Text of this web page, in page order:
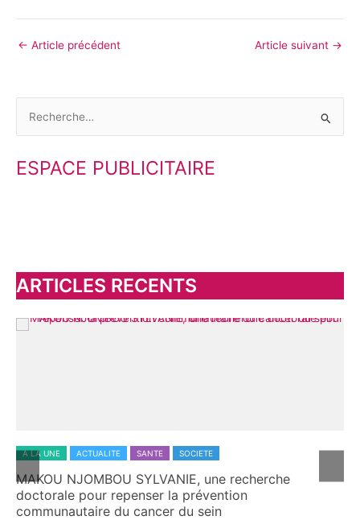
← Article précédent Article suivant →
c
h
e
r
ESPACE PUBLICITAIRE
ARTICLES RECENTS
SANTE SOCIETE
SYLVANIE, une recherche
repenser la prévention
du cancer du sein
ACTUALITE
L’aromathérapie